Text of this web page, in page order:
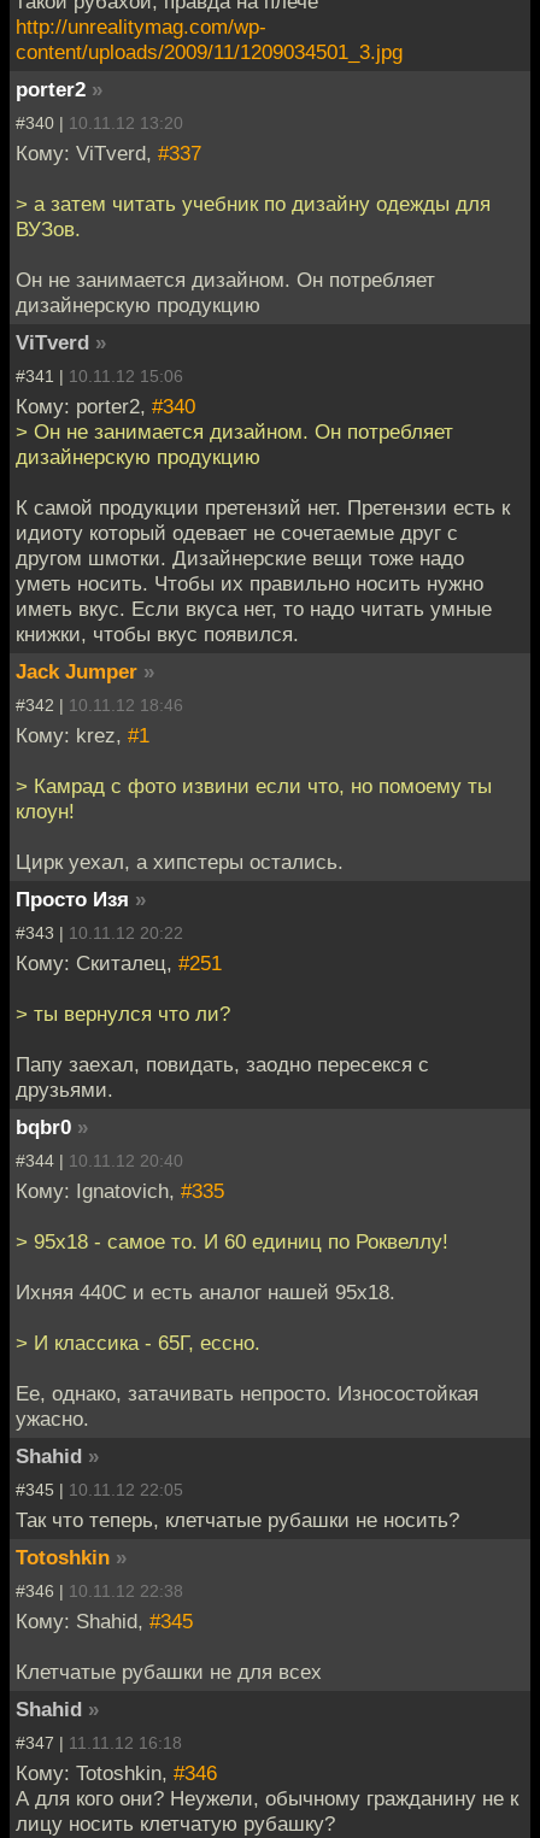
http://unrealitymag.com/wp-
content/uploads/2009/11/1209034501_3.jpg
porter2 »
#340 | 10.11.12 13:20
Кому: ViTverd, #337
> а затем читать учебник по дизайну одежды для
ВУЗов.
Он не занимается дизайном. Он потребляет
дизайнерскую продукцию
ViTverd »
#341 | 10.11.12 15:06
Кому: porter2, #340
> Он не занимается дизайном. Он потребляет
дизайнерскую продукцию
К самой продукции претензий нет. Претензии есть к
идиоту который одевает не сочетаемые друг с
другом шмотки. Дизайнерские вещи тоже надо
уметь носить. Чтобы их правильно носить нужно
иметь вкус. Если вкуса нет, то надо читать умные
книжки, чтобы вкус появился.
Jack Jumper »
#342 | 10.11.12 18:46
Кому: krez, #1
> Камрад с фото извини если что, но помоему ты
клоун!
Цирк уехал, а хипстеры остались.
Просто Изя »
#343 | 10.11.12 20:22
Кому: Скиталец, #251
> ты вернулся что ли?
Папу заехал, повидать, заодно пересекся с
друзьями.
bqbr0 »
#344 | 10.11.12 20:40
Кому: Ignatovich, #335
> 95x18 - самое то. И 60 единиц по Роквеллу!
Ихняя 440С и есть аналог нашей 95х18.
> И классика - 65Г, ессно.
Ее, однако, затачивать непросто. Износостойкая
ужасно.
Shahid »
#345 | 10.11.12 22:05
Так что теперь, клетчатые рубашки не носить?
Totoshkin »
#346 | 10.11.12 22:38
Кому: Shahid, #345
Клетчатые рубашки не для всех
Shahid »
#347 | 11.11.12 16:18
Кому: Totoshkin, #346
А для кого они? Неужели, обычному гражданину не к
лицу носить клетчатую рубашку?